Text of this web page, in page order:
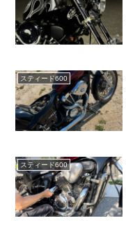
スティード600
スティード600